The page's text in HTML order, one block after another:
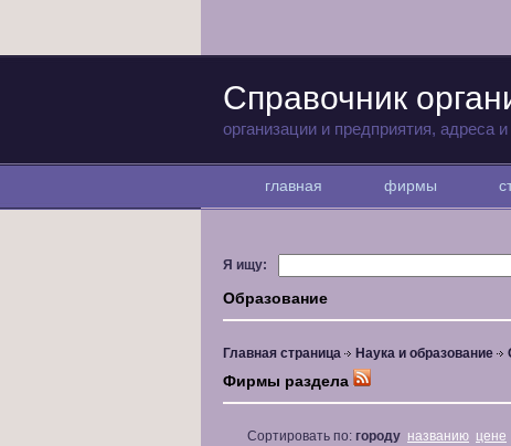
Справочник
организации и предприятия, адреса
главная фирмы
Я ищу:
Образование
Главная страница Наука и образование
Фирмы раздела
Сортировать по: городу названию цене